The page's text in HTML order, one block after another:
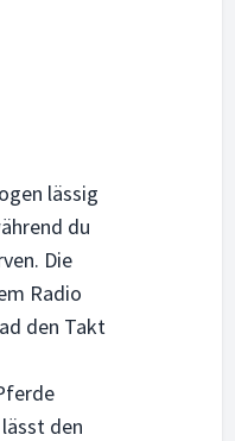
lässig
du
Die
Radio
den Takt
den